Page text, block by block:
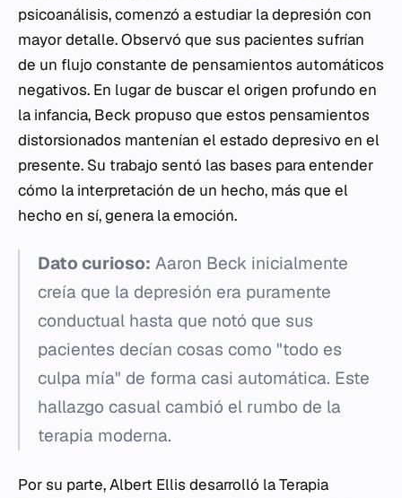
psicoanálisis, comenzó a estudiar la depresión con
mayor detalle. Observó que sus pacientes sufrían
de un flujo constante de pensamientos automáticos
negativos. En lugar de buscar el origen profundo en
la infancia, Beck propuso que estos pensamientos
distorsionados mantenían el estado depresivo en el
presente. Su trabajo sentó las bases para entender
cómo la interpretación de un hecho, más que el
hecho en sí, genera la emoción.
Dato curioso: Aaron Beck inicialmente
creía que la depresión era puramente
conductual hasta que notó que sus
pacientes decían cosas como "todo es
culpa mía" de forma casi automática. Este
hallazgo casual cambió el rumbo de la
terapia moderna.
Por su parte, Albert Ellis desarrolló la Terapia